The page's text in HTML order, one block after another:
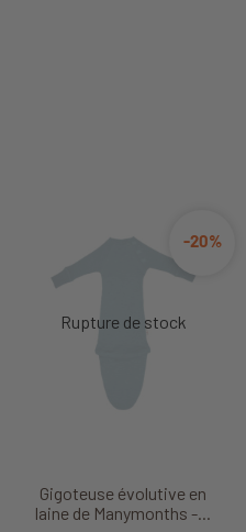
Gigoteuse évolutive en
laine de Manymonths -...
-20%